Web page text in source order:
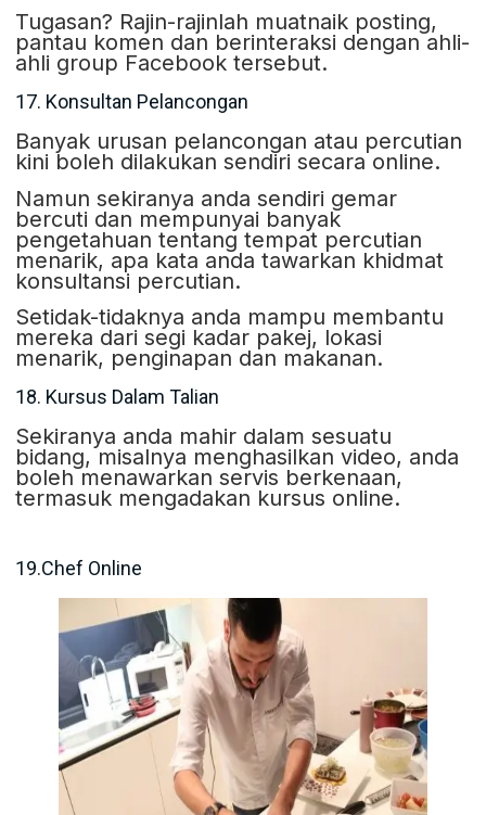
Tugasan? Rajin-rajinlah muatnaik posting,
pantau komen dan berinteraksi dengan ahli-
ahli group Facebook tersebut.
17. Konsultan Pelancongan
Banyak urusan pelancongan atau percutian
kini boleh dilakukan sendiri secara online.
Namun sekiranya anda sendiri gemar
bercuti dan mempunyai banyak
pengetahuan tentang tempat percutian
menarik, apa kata anda tawarkan khidmat
konsultansi percutian.
Setidak-tidaknya anda mampu membantu
mereka dari segi kadar pakej, lokasi
menarik, penginapan dan makanan.
18. Kursus Dalam Talian
Sekiranya anda mahir dalam sesuatu
bidang, misalnya menghasilkan video, anda
boleh menawarkan servis berkenaan,
termasuk mengadakan kursus online.
19.Chef Online